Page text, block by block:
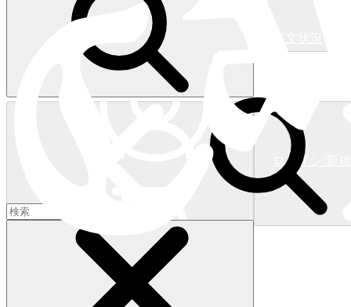
キャロウェイアパレルはこちら>>>
ログイン/新
ショッピングカート 0)